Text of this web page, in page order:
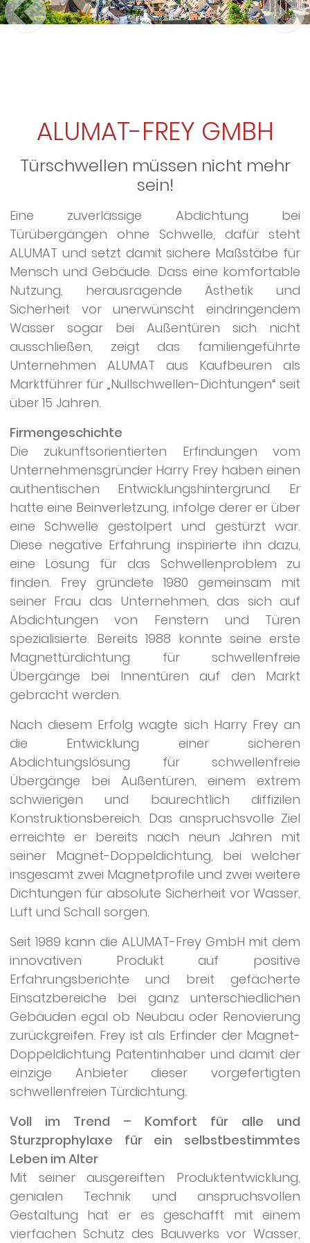
ALUMAT-FREY GMBH
Türschwellen müssen nicht mehr
sein!
Eine zuverlässige Abdichtung bei
Türübergängen ohne Schwelle, dafür steht
ALUMAT und setzt damit sichere Maßstäbe für
Mensch und Gebäude. Dass eine komfortable
Nutzung, herausragende Ästhetik und
Sicherheit vor unerwünscht eindringendem
Wasser sogar bei Außentüren sich nicht
ausschließen, zeigt das familiengeführte
Unternehmen ALUMAT aus Kaufbeuren als
Marktführer für „Nullschwellen-Dichtungen“ seit
über 15 Jahren.
Firmengeschichte
Die zukunftsorientierten Erfindungen vom
Unternehmensgründer Harry Frey haben einen
authentischen Entwicklungshintergrund. Er
hatte eine Beinverletzung, infolge derer er über
eine Schwelle gestolpert und gestürzt war.
Diese negative Erfahrung inspirierte ihn dazu,
eine Lösung für das Schwellenproblem zu
finden. Frey gründete 1980 gemeinsam mit
seiner Frau das Unternehmen, das sich auf
Abdichtungen von Fenstern und Türen
spezialisierte. Bereits 1988 konnte seine erste
Magnettürdichtung für schwellenfreie
Übergänge bei Innentüren auf den Markt
gebracht werden.
Nach diesem Erfolg wagte sich Harry Frey an
die Entwicklung einer sicheren
Abdichtungslösung für schwellenfreie
Übergänge bei Außentüren, einem extrem
schwierigen und baurechtlich diffizilen
Konstruktionsbereich. Das anspruchsvolle Ziel
erreichte er bereits nach neun Jahren mit
seiner Magnet-Doppeldichtung, bei welcher
insgesamt zwei Magnetprofile und zwei weitere
Dichtungen für absolute Sicherheit vor Wasser,
Luft und Schall sorgen.
Seit 1989 kann die ALUMAT-Frey GmbH mit dem
innovativen Produkt auf positive
Erfahrungsberichte und breit gefächerte
Einsatzbereiche bei ganz unterschiedlichen
Gebäuden egal ob Neubau oder Renovierung
zurückgreifen. Frey ist als Erfinder der Magnet-
Doppeldichtung Patentinhaber und damit der
einzige Anbieter dieser vorgefertigten
schwellenfreien Türdichtung.
Voll im Trend – Komfort für alle und
Sturzprophylaxe für ein selbstbestimmtes
Leben im Alter
Mit seiner ausgereiften Produktentwicklung,
genialen Technik und anspruchsvollen
Gestaltung hat er es geschafft mit einem
vierfachen Schutz des Bauwerks vor Wasser,